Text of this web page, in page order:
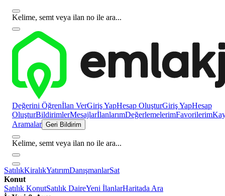
Kelime, semt veya ilan no ile ara...
Değerini Öğrenİlan VerGiriş YapHesap OluşturGiriş YapHesap
OluşturBildirimlerMesajlarİlanlarımDeğerlemelerimFavorilerim
Aramalar Geri Bildirim
Kelime, semt veya ilan no ile ara...
SatılıkKiralıkYatırımDanışmanlarSat
Konut
Satılık KonutSatılık DaireYeni İlanlarHaritada Ara